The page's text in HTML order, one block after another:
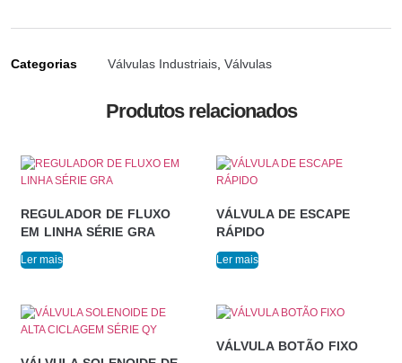
Categorias Válvulas Industriais, Válvulas
Produtos relacionados
REGULADOR DE FLUXO
EM LINHA SÉRIE GRA
Ler mais
VÁLVULA DE ESCAPE
RÁPIDO
Ler mais
VÁLVULA BOTÃO FIXO